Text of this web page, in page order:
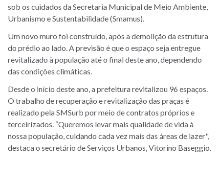
sob os cuidados da Secretaria Municipal de Meio Ambiente,
Urbanismo e Sustentabilidade (Smamus).
Um novo muro foi construído, após a demolição da estrutura
do prédio ao lado. A previsão é que o espaço seja entregue
revitalizado à população até o final deste ano, dependendo
das condições climáticas.
Desde o início deste ano, a prefeitura revitalizou 96 espaços.
O trabalho de recuperação e revitalização das praças é
realizado pela SMSurb por meio de contratos próprios e
terceirizados. “Queremos levar mais qualidade de vida à
nossa população, cuidando cada vez mais das áreas de lazer",
destaca o secretário de Serviços Urbanos, Vitorino Baseggio.